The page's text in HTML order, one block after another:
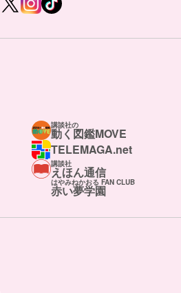
講談社の
動く図鑑MOVE
TELEMAGA.net
講談社
えほん通信
はやみねかおる FAN CLUB
赤い夢学園